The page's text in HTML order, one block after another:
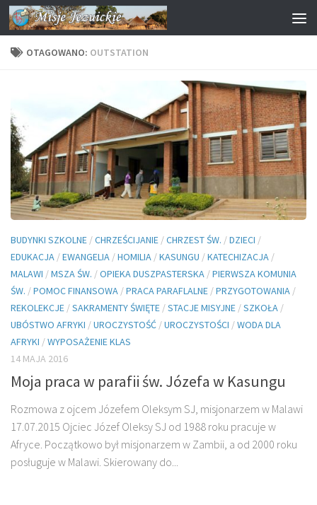
Przejdź do treści
OTAGOWANO: OUTSTATION
BUDYNKI SZKOLNE /CHRZEŚCIJANIE /CHRZEST ŚW. /DZIECI /
EDUKACJA /EWANGELIA /HOMILIA /KASUNGU /KATECHIZACJA /
MALAWI /MSZA ŚW. /OPIEKA DUSZPASTERSKA /PIERWSZA KOMUNIA
ŚW. /POMOC FINANSOWA /PRACA PARAFLALNE /PRZYGOTOWANIA /
REKOLEKCJE /SAKRAMENTY ŚWIĘTE /STACJE MISYJNE /SZKOŁA /
UBÓSTWO AFRYKI /UROCZYSTOŚĆ /UROCZYSTOŚCI /WODA DLA
AFRYKI /WYPOSAŻENIE KLAS
14 MAJA 2016
Moja praca w parafii św. Józefa w Kasungu
Rozmowa z ojcem Józefem Oleksym SJ, misjonarzem w Malawi
17.07.2015 Ojciec Józef Oleksy SJ od 1988 roku pracuje w
Afryce. Początkowo był misjonarzem w Zambii, a od 2000 roku
posługuje w Malawi. Skierowany do...